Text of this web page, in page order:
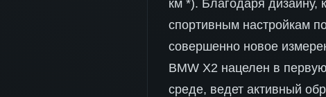
км *). Благодаря дизайну,
спортивным настройкам
совершенно новое
BMW X2 нацелен в
среде, ведет активный